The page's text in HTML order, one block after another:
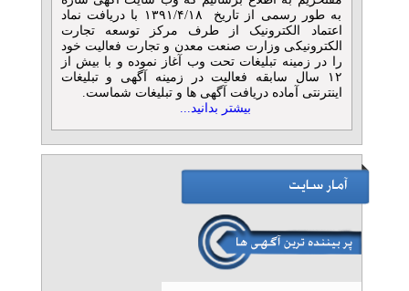
مشاوره و بازدید رایگان
امنیتی- موسسه حفاظتی
موسسه حفاظتی و مراقبتی
تلفن: ۰۲۱۸۹۳۱۰-۰۹۱۲۱۰۸۶۴۹۰
» آگهی برنزی (توان ۱)
قیمتی
موسسه حفاظتی و مراقبتی
» آگهی برنزی (توان ۱)
وکیل مهاجرت و اقامت
بین‌المللی – دادگستر نصر
به طور رسمی از تاریخ ۱۳۹۱/۴/۱۸ با دریافت نماد
اعتماد الکترونیک از طرف مرکز توسعه تجارت
الکترونیکی وزارت صنعت معدن و تجارت فعالیت خود
را در زمینه تبلیغات تحت وب آغاز نموده و با بیش از
۱۲ سال سابقه فعالیت در زمینه آگهی و تبلیغات
اینترنتی آماده دریافت آگهی ها و تبلیغات شماست.
بیشتر بدانید...